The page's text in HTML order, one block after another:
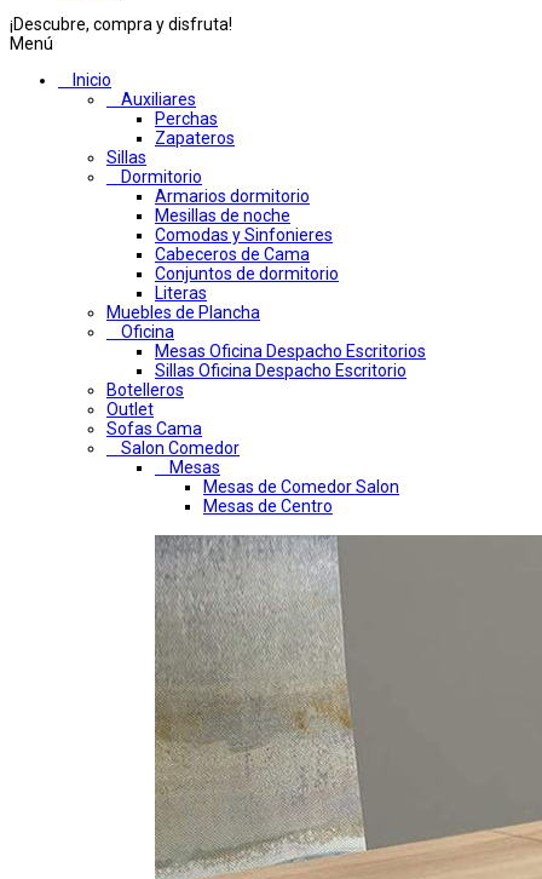
¡Descubre, compra y disfruta!
Menú
Inicio
Auxiliares
Perchas
Zapateros
Sillas
Dormitorio
Armarios dormitorio
Mesillas de noche
Comodas y Sinfonieres
Cabeceros de Cama
Conjuntos de dormitorio
Literas
Muebles de Plancha
Oficina
Mesas Oficina Despacho Escritorios
Sillas Oficina Despacho Escritorio
Botelleros
Outlet
Sofas Cama
Salon Comedor
Mesas
Mesas de Comedor Salon
Mesas de Centro